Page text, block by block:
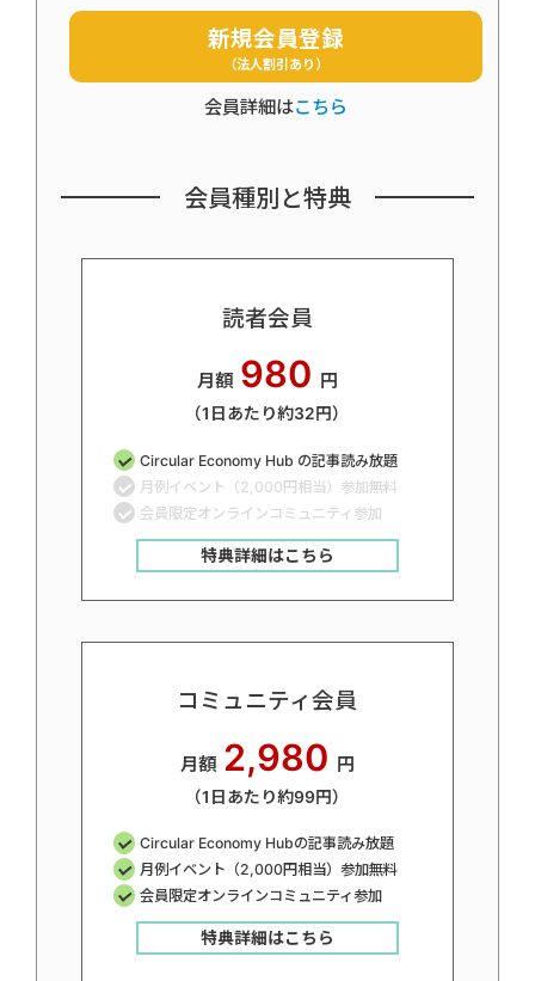
新規会員登録
（法人割引あり）
会員詳細はこちら
会員種別と特典
読者会員
月額 980 円
（1日あたり約32円）
Circular Economy Hub の記事読み放題
月例イベント（2,000円相当）参加無料
会員限定オンラインコミュニティ参加
特典詳細はこちら
コミュニティ会員
月額 2,980 円
（1日あたり約99円）
Circular Economy Hubの記事読み放題
月例イベント（2,000円相当）参加無料
会員限定オンラインコミュニティ参加
特典詳細はこちら